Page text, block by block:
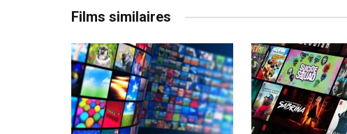
Films similaires